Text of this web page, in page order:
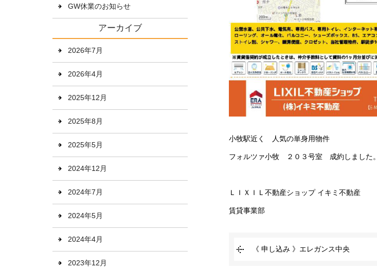
小牧駅近く 人気の単身用物件
フォルツァ小牧 ２０３号室 成約しました。
ＬＩＸＩＬ不動産ショップ イキミ不動産
賃貸事業部
《 申し込み 》エレガンス中央
GW休業のお知らせ
アーカイブ
2026年7月
2026年4月
2025年12月
2025年8月
2025年5月
2024年12月
2024年7月
2024年5月
2024年4月
2023年12月